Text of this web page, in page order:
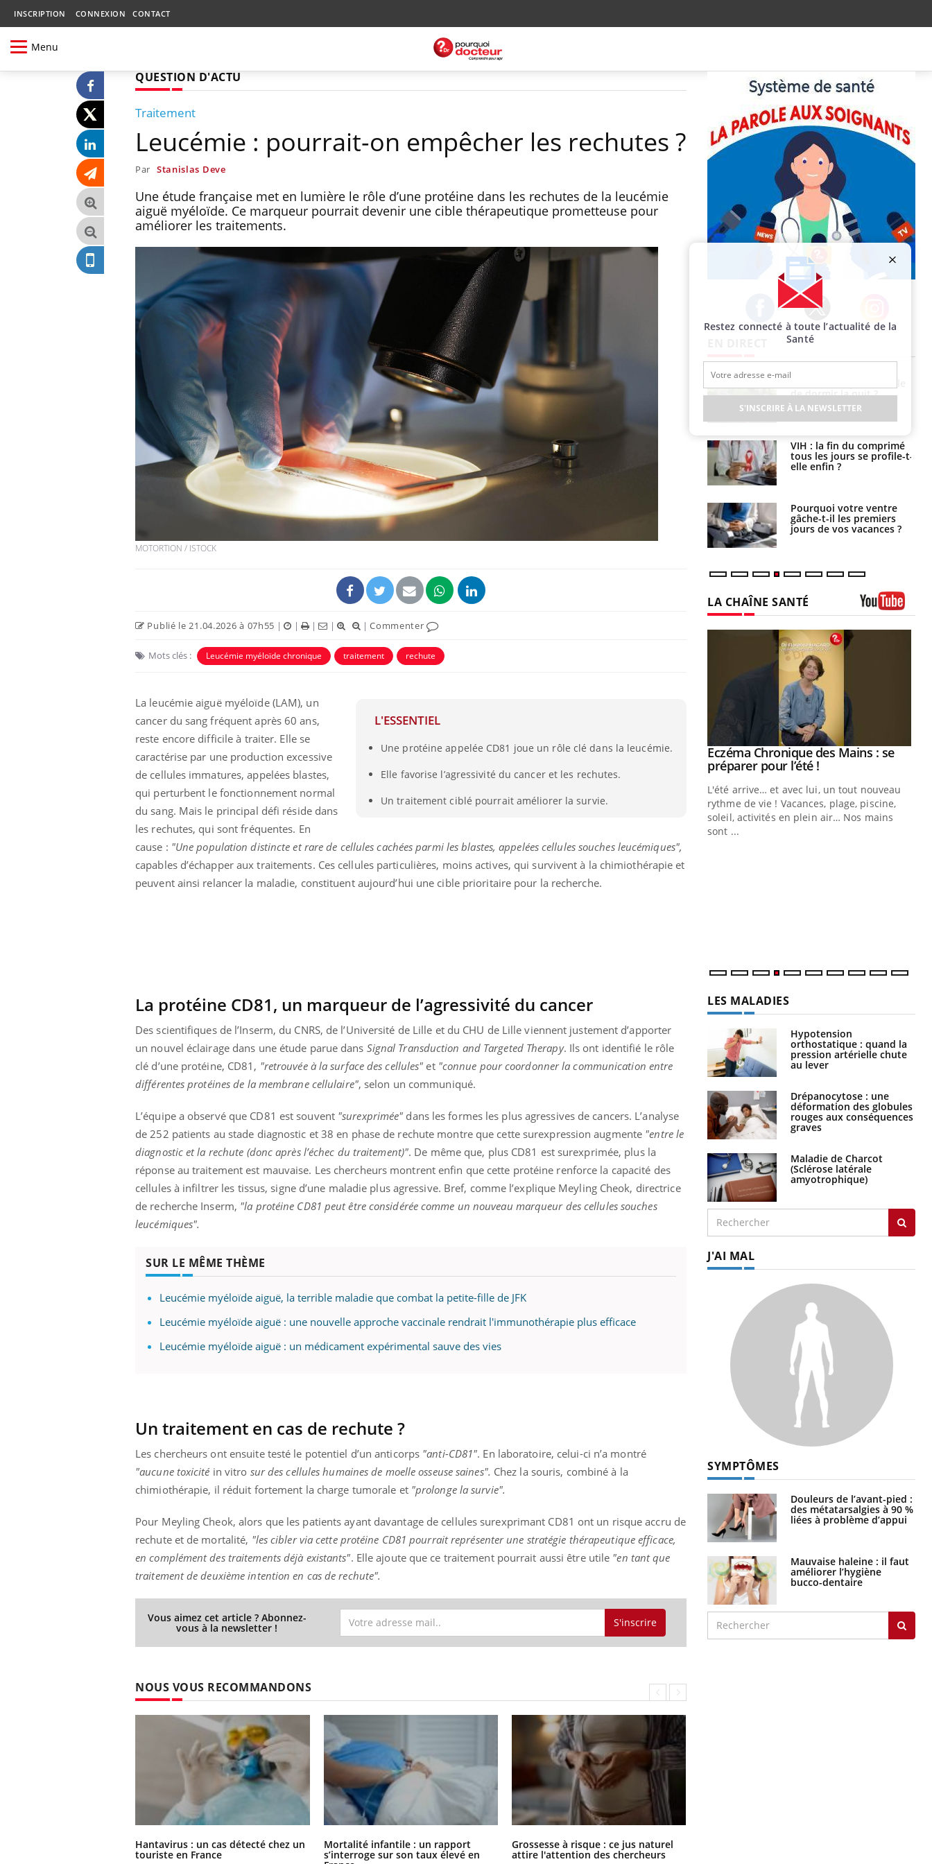
INSCRIPTION CONNEXION CONTACT
Menu
QUESTION D'ACTU
Traitement
Leucémie : pourrait-on empêcher les rechutes ?
Par Stanislas Deve
Une étude française met en lumière le rôle d’une protéine dans les rechutes de la leucémie
aiguë myéloïde. Ce marqueur pourrait devenir une cible thérapeutique prometteuse pour
améliorer les traitements.
MOTORTION / ISTOCK
Publié le 21.04.2026 à 07h55 | | | | |Commenter
Mots clés : Leucémie myéloïde chronique traitement rechute
L'ESSENTIEL
Une protéine appelée CD81 joue un rôle clé dans la leucémie.
Elle favorise l’agressivité du cancer et les rechutes.
Un traitement ciblé pourrait améliorer la survie.
La leucémie aiguë myéloïde (LAM), un
cancer du sang fréquent après 60 ans,
reste encore difficile à traiter. Elle se
caractérise par une production excessive
de cellules immatures, appelées blastes,
qui perturbent le fonctionnement normal
du sang. Mais le principal défi réside dans
les rechutes, qui sont fréquentes. En
cause : "Une population distincte et rare de cellules cachées parmi les blastes, appelées cellules souches leucémiques",
capables d’échapper aux traitements. Ces cellules particulières, moins actives, qui survivent à la chimiothérapie et
peuvent ainsi relancer la maladie, constituent aujourd’hui une cible prioritaire pour la recherche.
La protéine CD81, un marqueur de l’agressivité du cancer
Des scientifiques de l’Inserm, du CNRS, de l’Université de Lille et du CHU de Lille viennent justement d’apporter
un nouvel éclairage dans une étude parue dans Signal Transduction and Targeted Therapy. Ils ont identifié le rôle
clé d’une protéine, CD81, "retrouvée à la surface des cellules" et"connue pour coordonner la communication entre
différentes protéines de la membrane cellulaire", selon un communiqué.
L’équipe a observé que CD81 est souvent "surexprimée" dans les formes les plus agressives de cancers. L’analyse
de 252 patients au stade diagnostic et 38 en phase de rechute montre que cette surexpression augmente "entre le
diagnostic et la rechute (donc après l’échec du traitement)". De même que, plus CD81 est surexprimée, plus la
réponse au traitement est mauvaise. Les chercheurs montrent enfin que cette protéine renforce la capacité des
cellules à infiltrer les tissus, signe d’une maladie plus agressive. Bref, comme l’explique Meyling Cheok, directrice
de recherche Inserm, "la protéine CD81 peut être considérée comme un nouveau marqueur des cellules souches
leucémiques".
SUR LE MÊME THÈME
Leucémie myéloïde aiguë, la terrible maladie que combat la petite-fille de JFK
Leucémie myéloïde aiguë : une nouvelle approche vaccinale rendrait l'immunothérapie plus efficace
Leucémie myéloïde aiguë : un médicament expérimental sauve des vies
Un traitement en cas de rechute ?
Les chercheurs ont ensuite testé le potentiel d’un anticorps "anti-CD81". En laboratoire, celui-ci n’a montré
"aucune toxicité in vitro sur des cellules humaines de moelle osseuse saines". Chez la souris, combiné à la
chimiothérapie, il réduit fortement la charge tumorale et "prolonge la survie".
Pour Meyling Cheok, alors que les patients ayant davantage de cellules surexprimant CD81 ont un risque accru de
rechute et de mortalité, "les cibler via cette protéine CD81 pourrait représenter une stratégie thérapeutique efficace,
en complément des traitements déjà existants". Elle ajoute que ce traitement pourrait aussi être utile "en tant que
traitement de deuxième intention en cas de rechute".
Vous aimez cet article ? Abonnez-
vous à la newsletter ! S'inscrire
NOUS VOUS RECOMMANDONS
Hantavirus : un cas détecté chez un
touriste en France
Mortalité infantile : un rapport
s’interroge sur son taux élevé en
Grossesse à risque : ce jus naturel
attire l'attention des chercheurs
Facebook Twitter Instagram
Hantavirus : un cas
détecté chez un touriste
en France
Mortalité infantile : un
rapport s’interroge sur
son taux élevé en France
Grossesse à risque : ce jus
naturel attire l'attention
Comment oublier les
écrans en vacances ?
Toujours connectés :
comment le travail
empiète de plus en plus
sur nos soirées
Cancer colorectal : une
stratégie simple aurait
changé la donne au Pays
basque
Chikungunya, dengue,
enceintes
de dormir la nuit ?
VIH : la fin du comprimé
tous les jours se profile-t-
elle enfin ?
Pourquoi votre ventre
gâche-t-il les premiers
jours de vos vacances ?
LA CHAÎNE SANTÉ
Eczéma Chronique des Mains :
expliquer ma maladie Youtube
Il y a des sujets qui sont faciles à aborder...
d'autres non ! D'un côté, poser des
questions sur la maladie d'un proche c'est
Youtube
Carence en fer : comprendre pour
prévenir
Fatigue, irritabilité, brouillard mental ou
même alopécie… Les symptômes de la
carence en fer sont multiples ce qui la rend
...
Youtube
Insuline & Charge mentale : et si on
reste entourée d'idées reçues chez les
Youtube
Eczéma Chronique des Mains : se
préparer pour l’été !Youtube
L'été arrive… et avec lui, un tout nouveau
rythme de vie ! Vacances, plage, piscine,
soleil, activités en plein air… Nos mains
sont ...
LES MALADIES
Hypotension
orthostatique : quand la
pression artérielle chute
au lever
Drépanocytose : une
déformation des globules
rouges aux conséquences
graves
Maladie de Charcot
(Sclérose latérale
amyotrophique)
J'AI MAL
SYMPTÔMES
Douleurs de l’avant-pied :
des métatarsalgies à 90 %
liées à problème d’appui
Mauvaise haleine : il faut
améliorer l’hygiène
bucco-dentaire
Restez connecté à toute l’actualité de la
Santé
S'INSCRIRE À LA NEWSLETTER